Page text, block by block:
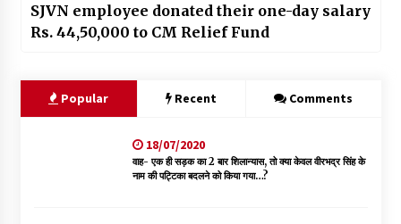
SJVN employee donated their one-day salary
Rs. 44,50,000 to CM Relief Fund
Popular Recent Comments
18/07/2020
वाह- एक ही सड़क का 2 बार शिलान्यास, तो क्या केवल वीरभद्र सिंह के
नाम की पट्टिका बदलने को किया गया…?